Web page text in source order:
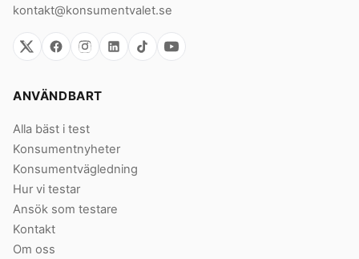
kontakt@konsumentvalet.se
ANVÄNDBART
Alla bäst i test
Konsumentnyheter
Konsumentvägledning
Hur vi testar
Ansök som testare
Kontakt
Om oss